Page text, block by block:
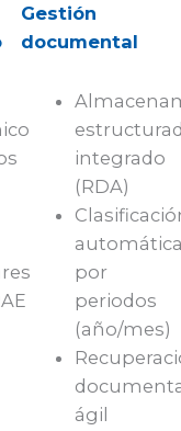
Gestión
documental
integrado
(RDA)
por
periodos
(año/mes)
ágil